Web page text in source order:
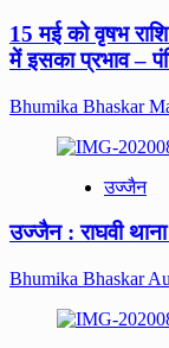
15 मई को वृषभ राशि
में इसका प्रभाव –
Bhumika Bhaskar
उज्जैन
उज्जैन : राघवी
Bhumika Bhaskar